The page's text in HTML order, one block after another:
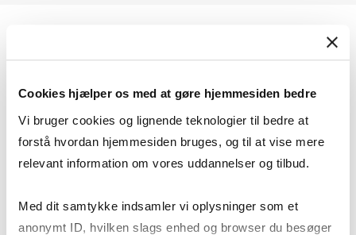
Cookies hjælper os med at gøre hjemmesiden bedre
Vi bruger cookies og lignende teknologier til bedre at
forstå hvordan hjemmesiden bruges, og til at vise mere
relevant information om vores uddannelser og tilbud.
Med dit samtykke indsamler vi oplysninger som et
anonymt ID, hvilken slags enhed og browser du besøger
Geopolitik og businesssikkerhed
navigerer man som virksomhed?